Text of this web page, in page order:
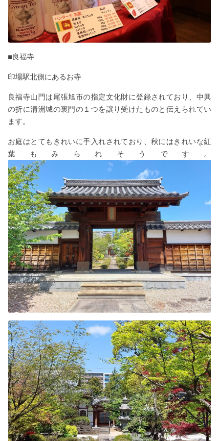
■良福寺
印場駅北側にあるお寺
良福寺山門は尾張旭市の指定文化財に登録されており、中興
の折に清洲城の裏門の１つを譲り受けたものと伝えられてい
ます。
お庭はとてもきれいに手入れされており、秋にはきれいな紅
葉もみられそうです。